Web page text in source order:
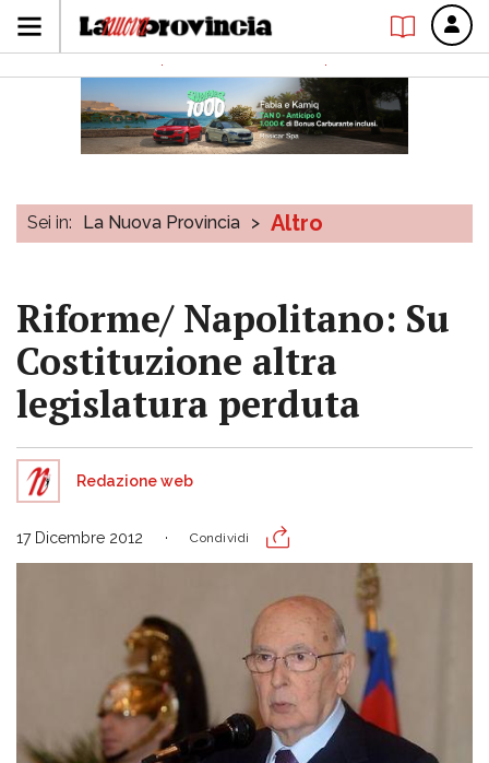
Sei in: La Nuova Provincia > Altro
Riforme/ Napolitano: Su
Costituzione altra
legislatura perduta
Redazione web
17 Dicembre 2012 Condividi